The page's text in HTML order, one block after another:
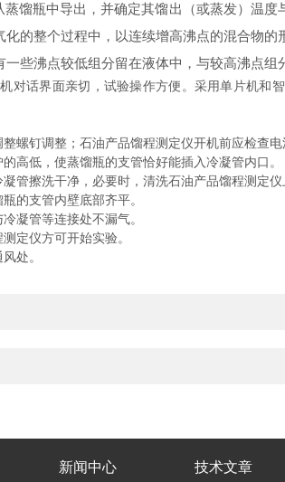
瓶中导出，并确定其馏出（或蒸发）温度
的整个过程中，以连续增高沸点的混合物
些沸点较低组分留在液体中，与较高沸点组
话界面亲切，试验操作方便。采用单片机和
钉调整；石油产品馏程测定仪开机前应检查电
低，使蒸馏瓶的支管恰好能插入冷凝管内口。
擦洗干净，必要时，清洗石油产品馏程测定仪
的支管内壁底部齐平。
凝管等连接处不漏气。
定仪方可开始实验。
处。
新闻中心 技术文章